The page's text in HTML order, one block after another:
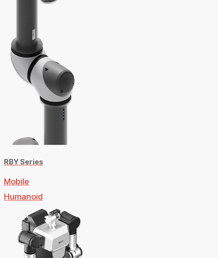
RBY Series
Mobile
Humanoid